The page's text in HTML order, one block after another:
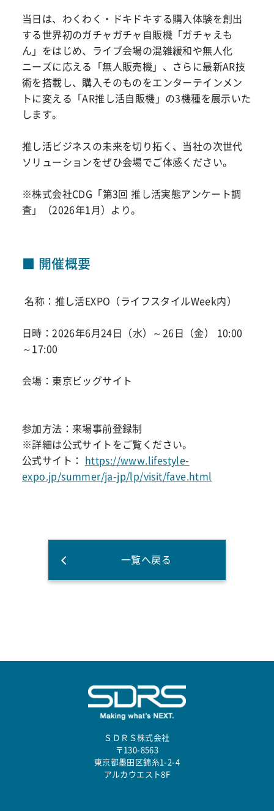
当日は、わくわく・ドキドキする購入体験を創出
する世界初のガチャガチャ自販機「ガチャえも
ん」をはじめ、ライブ会場の混雑緩和や無人化
ニーズに応える「無人販売機」、さらに最新AR技
術を搭載し、購入そのものをエンターテインメン
トに変える「AR推し活自販機」の3機種を展示いた
します。
推し活ビジネスの未来を切り拓く、当社の次世代
ソリューションをぜひ会場でご体感ください。
※株式会社CDG「第3回 推し活実態アンケート調
査」（2026年1月）より。
■ 開催概要
名称：推し活EXPO（ライフスタイルWeek内）
日時：2026年6月24日（水）～26日（金） 10:00
～17:00
会場：東京ビッグサイト
参加方法：来場事前登録制
※詳細は公式サイトをご覧ください。
公式サイト：
https://www.lifestyle-
expo.jp/summer/ja-jp/lp/visit/fave.html
一覧へ戻る
ＳＤＲＳ株式会社
〒130-8563
東京都墨田区錦糸1-2-4
アルカウエスト8F